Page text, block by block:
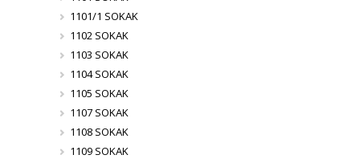
1101/1 SOKAK
1102 SOKAK
1103 SOKAK
1104 SOKAK
1105 SOKAK
1107 SOKAK
1108 SOKAK
1109 SOKAK